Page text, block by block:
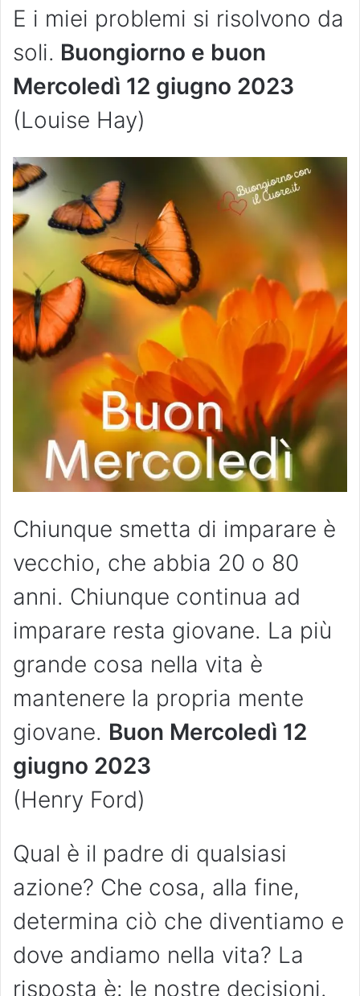
E i miei problemi si risolvono da
soli. Buongiorno e buon
Mercoledì 12 giugno 2023
(Louise Hay)
Chiunque smetta di imparare è
vecchio, che abbia 20 o 80
anni. Chiunque continua ad
imparare resta giovane. La più
grande cosa nella vita è
mantenere la propria mente
giovane. Buon Mercoledì 12
giugno 2023
(Henry Ford)
Qual è il padre di qualsiasi
azione? Che cosa, alla fine,
determina ciò che diventiamo e
dove andiamo nella vita? La
risposta è: le nostre decisioni.